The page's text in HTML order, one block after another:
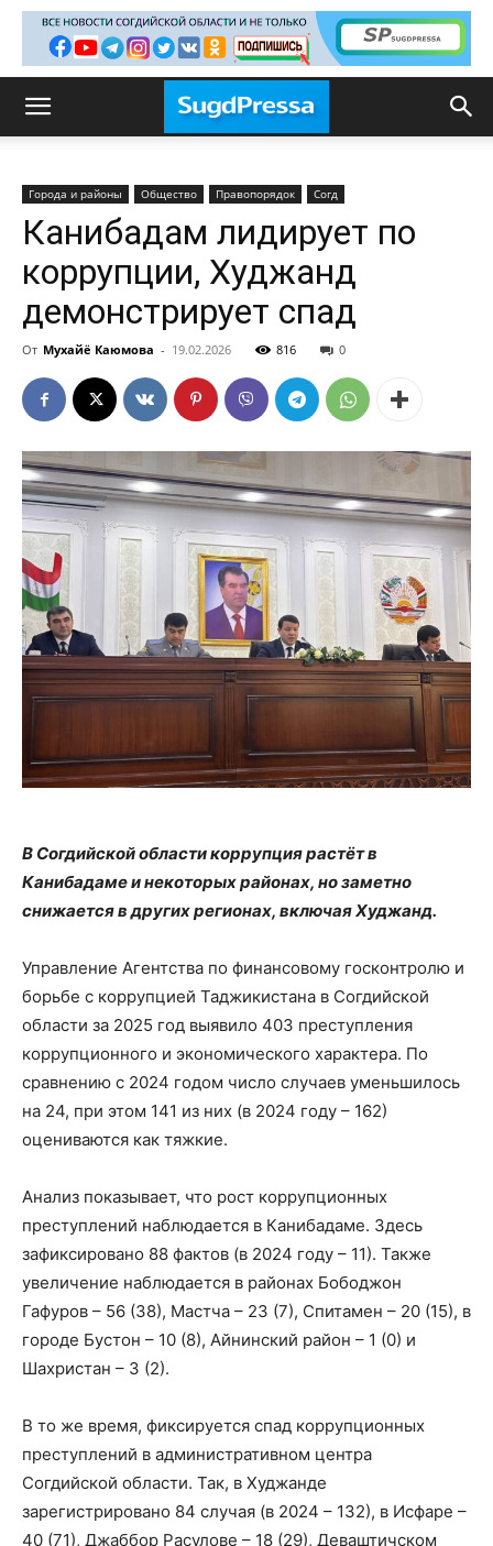
Города и районы Общество Правопорядок Согд
Канибадам лидирует по
коррупции, Худжанд
демонстрирует спад
От Мухайё Каюмова - 19.02.2026 816 0
В Согдийской области коррупция растёт в
Канибадаме и некоторых районах, но заметно
снижается в других регионах, включая Худжанд.
Управление Агентства по финансовому госконтролю и
борьбе с коррупцией Таджикистана в Согдийской
области за 2025 год выявило 403 преступления
коррупционного и экономического характера. По
сравнению с 2024 годом число случаев уменьшилось
на 24, при этом 141 из них (в 2024 году – 162)
оцениваются как тяжкие.
Анализ показывает, что рост коррупционных
преступлений наблюдается в Канибадаме. Здесь
зафиксировано 88 фактов (в 2024 году – 11). Также
увеличение наблюдается в районах Бободжон
Гафуров – 56 (38), Мастча – 23 (7), Спитамен – 20 (15), в
городе Бустон – 10 (8), Айнинский район – 1 (0) и
Шахристан – 3 (2).
В то же время, фиксируется спад коррупционных
преступлений в административном центра
Согдийской области. Так, в Худжанде
зарегистрировано 84 случая (в 2024 – 132), в Исфаре –
40 (71), Джаббор Расулове – 18 (29), Деваштичском